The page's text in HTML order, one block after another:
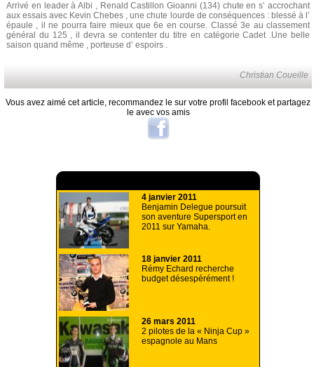
Arrivé en leader à Albi , Renald Castillon Gioanni (134) chute en s’ accrochant
aux essais avec Kevin Chebes , une chute lourde de conséquences : blessé à l’
épaule , il ne pourra faire mieux que 6e en course. Classé 3e au classement
général du 125 , il devra se contenter du titre en catégorie Cadet .Une belle
saison quand même , porteuse d’ espoirs .
Christian Coueille
Vous avez aimé cet article, recommandez le sur votre profil facebook et partagez
le avec vos amis
4 janvier 2011
Benjamin Delegue poursuit
son aventure Supersport en
2011 sur Yamaha.
18 janvier 2011
Rémy Echard recherche
budget désespérément !
26 mars 2011
2 pilotes de la « Ninja Cup »
espagnole au Mans